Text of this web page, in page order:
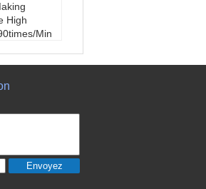
High
Min
de fil de G
vent
pour ent
machine
Envoyez